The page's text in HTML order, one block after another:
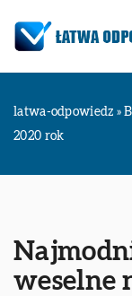
latwa-odpowiedz »
2020 rok
weselne